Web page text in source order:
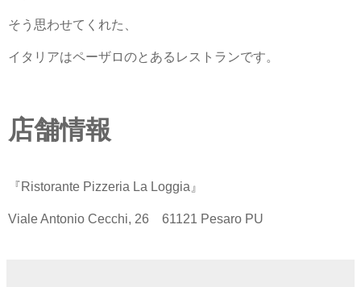
そう思わせてくれた、
イタリアはペーザロのとあるレストランです。
店舗情報
『Ristorante Pizzeria La Loggia』
Viale Antonio Cecchi, 26 61121 Pesaro PU